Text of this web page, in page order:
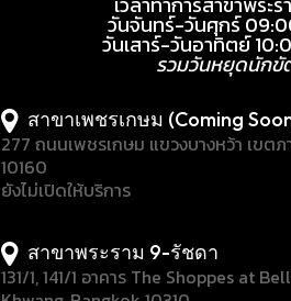
วันจันทร์-วันศุกร์
วันเสาร์-วันอาทิตย์
รวมวันหยุดนัก
สาขาเพชรเกษม (Coming
277 ถนนเพชรเกษม แขวงบางหว้า เขต
10160
ยังไม่เปิดให้บริการ
สาขาพระราม 9-รัชดา
131/1, 141/1 อาคาร The Shoppes at